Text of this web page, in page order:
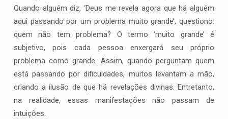
Quando alguém diz, ‘Deus me revela agora que há alguém
aqui passando por um problema muito grande’, questiono:
quem não tem problema? O termo ‘muito grande’ é
subjetivo, pois cada pessoa enxergará seu próprio
problema como grande. Assim, quando perguntam quem
está passando por dificuldades, muitos levantam a mão,
criando a ilusão de que há revelações divinas. Entretanto,
na realidade, essas manifestações não passam de
intuições.